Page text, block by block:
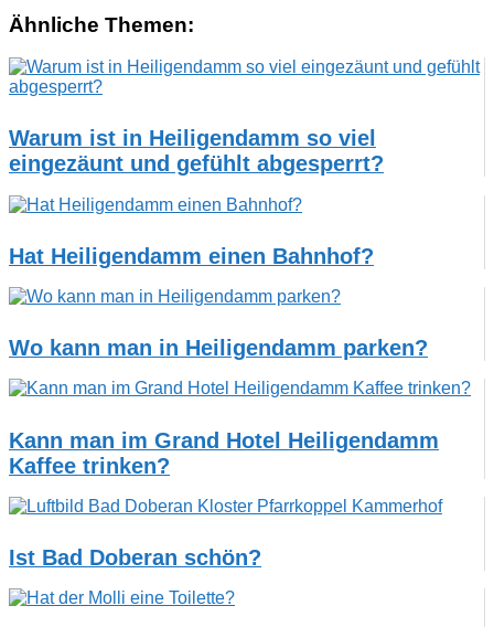
Ähnliche Themen:
Warum ist in Heiligendamm so viel
eingezäunt und gefühlt abgesperrt?
Hat Heiligendamm einen Bahnhof?
Wo kann man in Heiligendamm parken?
Kann man im Grand Hotel Heiligendamm
Kaffee trinken?
Ist Bad Doberan schön?